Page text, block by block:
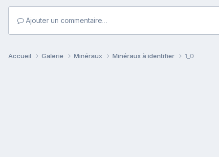
Ajouter un commentaire…
Accueil Galerie Minéraux Minéraux à identifier 1_0